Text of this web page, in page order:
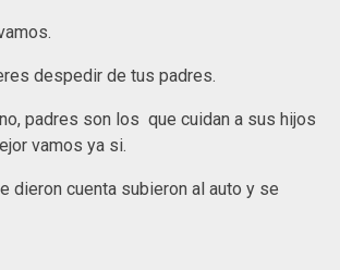
despedir de tus padres.
padres son los que cuidan a sus hijos
vamos ya si.
dieron cuenta subieron al auto y se